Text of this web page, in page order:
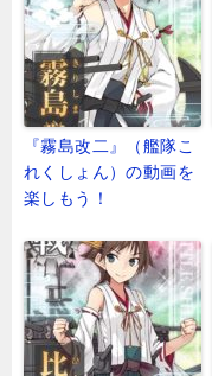
『霧島改二』（艦隊こ
れくしょん）の動画を
楽しもう！